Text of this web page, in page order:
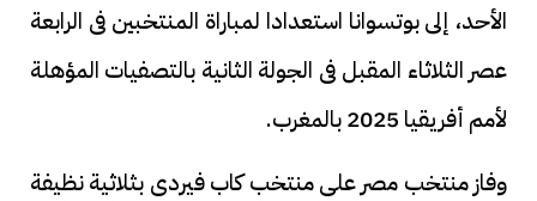
الأحد، إلى بوتسوانا استعدادا لمباراة المنتخبين فى الرابعة
عصر الثلاثاء المقبل فى الجولة الثانية بالتصفيات المؤهلة
لأمم أفريقيا 2025 بالمغرب.
وفاز منتخب مصر على منتخب كاب فيردى بثلاثية نظيفة